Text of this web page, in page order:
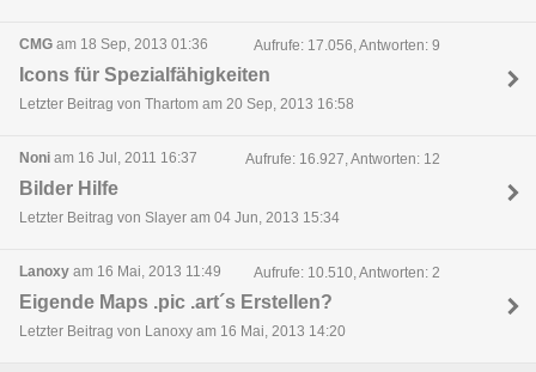
CMG am 18 Sep, 2013 01:36 Aufrufe: 17.056, Antworten: 9
Icons für Spezialfähigkeiten
Letzter Beitrag von Thartom am 20 Sep, 2013 16:58
Noni am 16 Jul, 2011 16:37 Aufrufe: 16.927, Antworten: 12
Bilder Hilfe
Letzter Beitrag von Slayer am 04 Jun, 2013 15:34
Lanoxy am 16 Mai, 2013 11:49 Aufrufe: 10.510, Antworten: 2
Eigende Maps .pic .art´s Erstellen?
Letzter Beitrag von Lanoxy am 16 Mai, 2013 14:20